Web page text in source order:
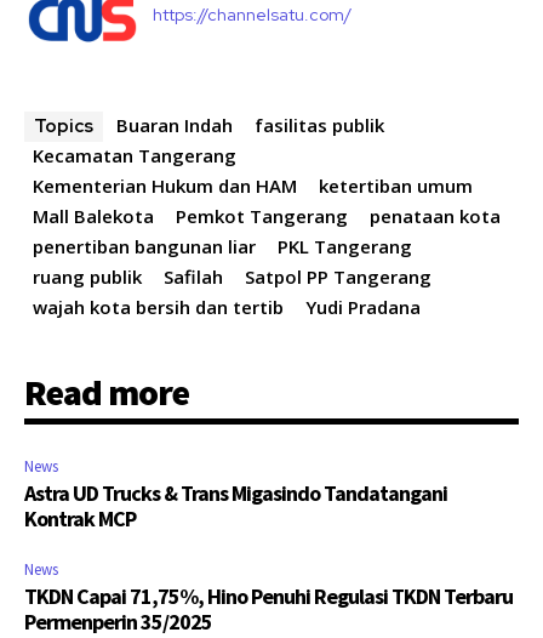
https://channelsatu.com/
Topics Buaran Indah
fasilitas publik
Kecamatan Tangerang
Kementerian Hukum dan HAM
ketertiban umum
Mall Balekota
Pemkot Tangerang
penataan kota
penertiban bangunan liar
PKL Tangerang
ruang publik
Safilah
Satpol PP Tangerang
wajah kota bersih dan tertib
Yudi Pradana
Read more
News
Astra UD Trucks & Trans Migasindo Tandatangani
Kontrak MCP
News
TKDN Capai 71,75%, Hino Penuhi Regulasi TKDN Terbaru
Permenperin 35/2025